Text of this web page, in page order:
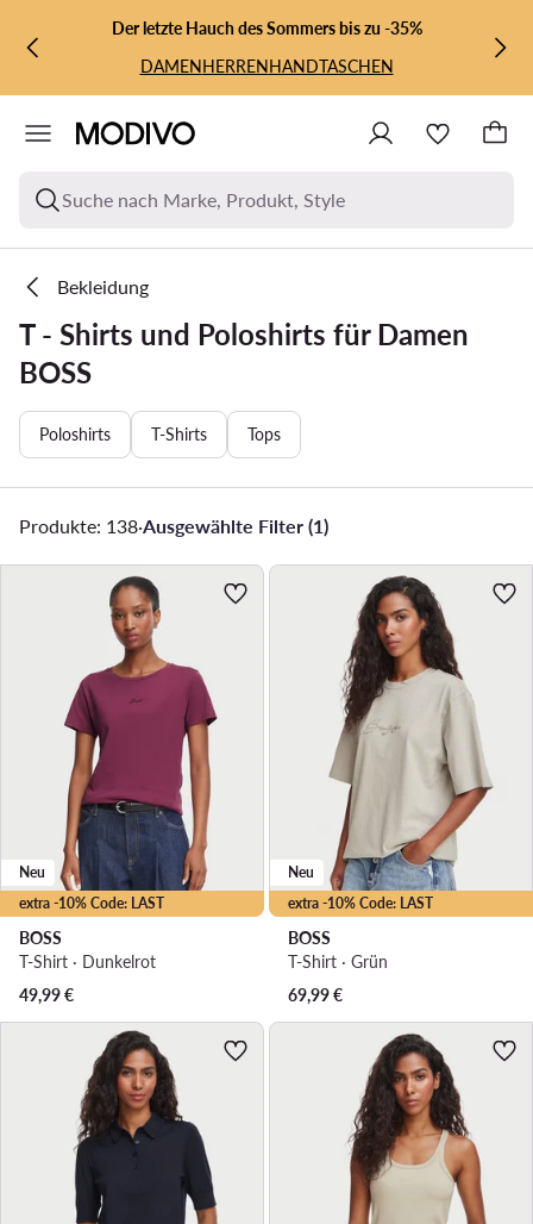
ZUM HAUPTINHALT SPRINGEN
ZUR SUCHEDer letzte Hauch des Sommers bis zu -35%
DAMENHERRENHANDTASCHEN
Suche nach Marke, Produkt, Style
Bekleidung
T - Shirts und Poloshirts für Damen
BOSS
Poloshirts T-Shirts Tops
Produkte: 138·Ausgewählte Filter (1)
extra -10% Code: LAST
Neu
BOSS
T-Shirt · Dunkelrot
49,99€
extra -10% Code: LAST
Neu
BOSS
T-Shirt · Grün
69,99€